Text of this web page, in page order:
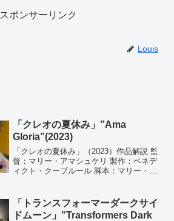
スポンサーリンク
Louis
「クレオの夏休み」”Ama
Gloria”(2023)
「クレオの夏休み」（2023）作品解説 監
督：マリー・アマシュケリ 製作：ベネデ
ィクト・クーブルール 脚本：マリー・ア
楽：ファニー・マルタン アニメーショ
ン：アリ...
「トランスフォーマーダークサイ
ドムーン」”Transformers Dark